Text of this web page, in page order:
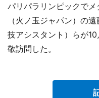
パリパラリンピックで
（火ノ玉ジャパン）の
技アシスタント）らが
敬訪問した。